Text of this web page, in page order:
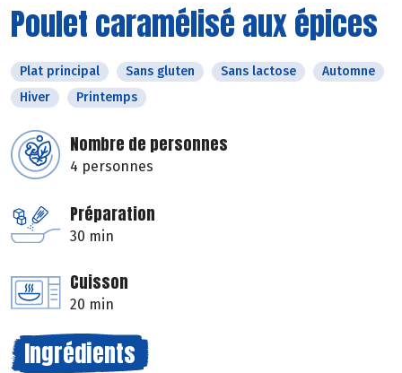
Poulet caramélisé aux épices
Plat principal Sans gluten Sans lactose
Automne
Hiver
Printemps
Nombre de personnes
4 personnes
Préparation
30 min
Cuisson
20 min
Ingrédients